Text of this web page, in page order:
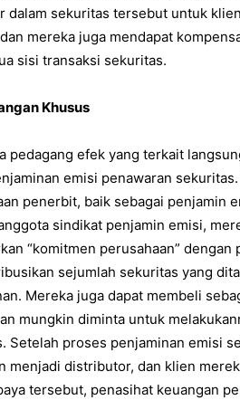
dalam sekuritas tersebut untuk
mereka juga mendapat
sisi transaksi sekuritas.
Khusus
pedagang efek yang terkait
emisi penawaran
penerbit, baik sebagai penjamin
sindikat penjamin emisi,
“komitmen perusahaan”
sejumlah sekuritas yang
Mereka juga dapat membeli
mungkin diminta untuk
Setelah proses penjaminan emisi
menjadi distributor, dan klien
tersebut, penasihat keuangan